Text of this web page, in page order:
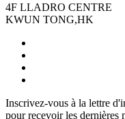
4F LLADRO CENTRE
KWUN TONG,HK
Inscrivez-vous à la lettre
pour recevoir les dernières